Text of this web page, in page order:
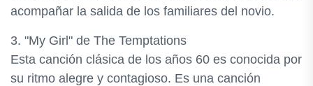
acompañar la salida de los familiares del novio.
3. "My Girl" de The Temptations
Esta canción clásica de los años 60 es conocida por
su ritmo alegre y contagioso. Es una canción